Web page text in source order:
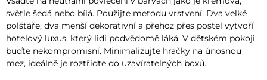
světle šedá nebo bílá. Použijte metodu vrstvení. Dva velké
polštáře, dva menší dekorativní a přehoz přes postel vytvoří
hotelový luxus, který lidi podvědomě láká. V dětském pokoji
buďte nekompromisní. Minimalizujte hračky na únosnou
mez, ideálně je roztřiďte do uzavíratelných boxů.